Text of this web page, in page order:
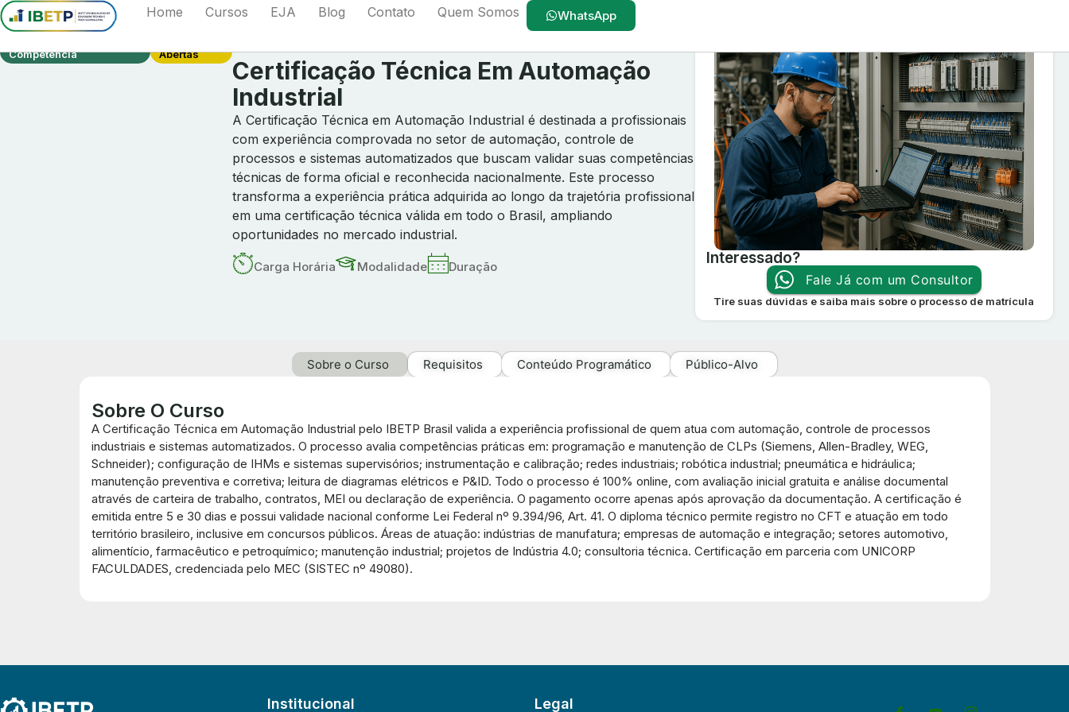
Home Cursos EJA Blog Contato Quem Somos WhatsApp
Competência
Abertas
Certificação Técnica Em Automação
Industrial
A Certificação Técnica em Automação Industrial é destinada a profissionais
com experiência comprovada no setor de automação, controle de
processos e sistemas automatizados que buscam validar suas competências
técnicas de forma oficial e reconhecida nacionalmente. Este processo
transforma a experiência prática adquirida ao longo da trajetória profissional
em uma certificação técnica válida em todo o Brasil, ampliando
oportunidades no mercado industrial.
Carga Horária Modalidade Duração Interessado?
Fale Já com um Consultor
Tire suas dúvidas e saiba mais sobre o processo de matrícula
Sobre o Curso Requisitos Conteúdo Programático Público-Alvo
Sobre O Curso
A Certificação Técnica em Automação Industrial pelo IBETP Brasil valida a experiência profissional de quem atua com automação, controle de processos
industriais e sistemas automatizados. O processo avalia competências práticas em: programação e manutenção de CLPs (Siemens, Allen-Bradley, WEG,
Schneider); configuração de IHMs e sistemas supervisórios; instrumentação e calibração; redes industriais; robótica industrial; pneumática e hidráulica;
manutenção preventiva e corretiva; leitura de diagramas elétricos e P&ID. Todo o processo é 100% online, com avaliação inicial gratuita e análise documental
através de carteira de trabalho, contratos, MEI ou declaração de experiência. O pagamento ocorre apenas após aprovação da documentação. A certificação é
emitida entre 5 e 30 dias e possui validade nacional conforme Lei Federal nº 9.394/96, Art. 41. O diploma técnico permite registro no CFT e atuação em todo
território brasileiro, inclusive em concursos públicos. Áreas de atuação: indústrias de manufatura; empresas de automação e integração; setores automotivo,
alimentício, farmacêutico e petroquímico; manutenção industrial; projetos de Indústria 4.0; consultoria técnica. Certificação em parceria com UNICORP
FACULDADES, credenciada pelo MEC (SISTEC nº 49080).
Institucional Legal